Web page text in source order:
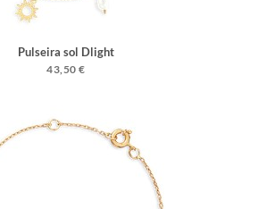
Pulseira sol Dlight
43,50 €